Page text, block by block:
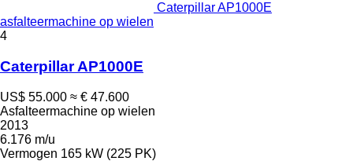
Caterpillar AP1000E
asfalteermachine op wielen
4
Caterpillar AP1000E
US$ 55.000 ≈ € 47.600
Asfalteermachine op wielen
2013
6.176 m/u
Vermogen 165 kW (225 PK)